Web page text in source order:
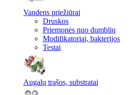
Vandens priežiūrai
Druskos
Priemonės nuo dumblių
Modifikatoriai, bakterijos
Testai
Augalų trąšos, substratai